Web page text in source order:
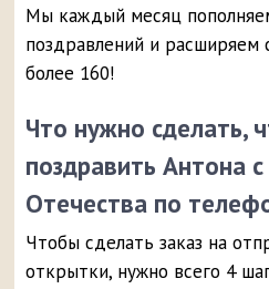
Мы каждый месяц
поздравлений и расширяем
более 160!
Что нужно сделать,
поздравить Антона
Отечества по
Чтобы сделать заказ на
открытки, нужно всего 4